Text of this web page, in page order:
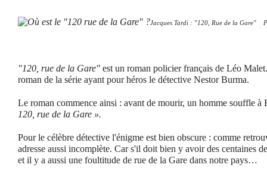
Jacques Tardi : "120, Rue de la Gare"
"120, rue de la Gare" est un roman policier français de Léo
roman de la série ayant pour héros le détective Nestor Burma.
Le roman commence ainsi : avant de mourir, un homme souffle à
120, rue de la Gare ».
Pour le célèbre détective l'énigme est bien obscure : comme
adresse aussi incomplète. Car s'il doit bien y avoir des centaines
et il y a aussi une foultitude de rue de la Gare dans notre pays…